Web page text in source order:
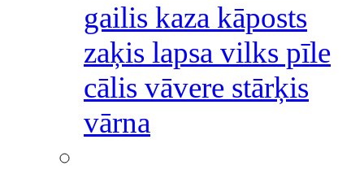
gailis kaza kāposts
zaķis lapsa vilks pīle
cālis vāvere stārķis
vārna